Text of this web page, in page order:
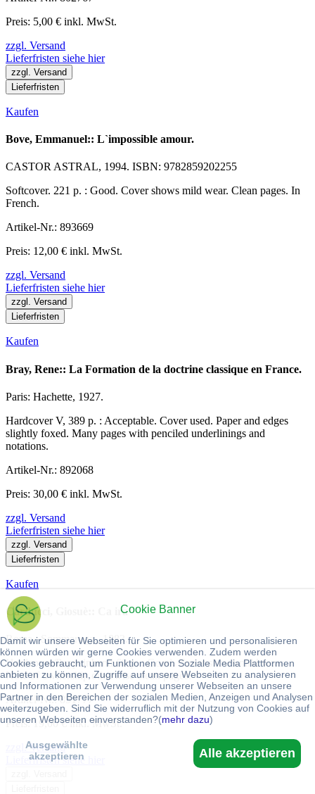
Cookie Banner
Damit wir unsere Webseiten für Sie optimieren und personalisieren
können würden wir gerne Cookies verwenden. Zudem werden
Cookies gebraucht, um Funktionen von Soziale Media Plattformen
anbieten zu können, Zugriffe auf unsere Webseiten zu analysieren
und Informationen zur Verwendung unserer Webseiten an unsere
Partner in den Bereichen der sozialen Medien, Anzeigen und Analysen
weiterzugeben. Sind Sie widerruflich mit der Nutzung von Cookies auf
unseren Webseiten einverstanden?(mehr dazu)
Alle akzeptieren
Ausgewählte
akzeptieren
Preis: 5,00 € inkl. MwSt.
zzgl. Versand
Lieferfristen siehe hier
zzgl. Versand
Lieferfristen
Kaufen
Bove, Emmanuel:: L`impossible amour.
CASTOR ASTRAL, 1994. ISBN: 9782859202255
Softcover. 221 p. : Good. Cover shows mild wear. Clean pages. In
French.
Artikel-Nr.: 893669
Preis: 12,00 € inkl. MwSt.
zzgl. Versand
Lieferfristen siehe hier
zzgl. Versand
Lieferfristen
Kaufen
Bray, Rene:: La Formation de la doctrine classique en France.
Paris: Hachette, 1927.
Hardcover V, 389 p. : Acceptable. Cover used. Paper and edges
slightly foxed. Many pages with penciled underlinings and
notations.
Artikel-Nr.: 892068
Preis: 30,00 € inkl. MwSt.
zzgl. Versand
Lieferfristen siehe hier
zzgl. Versand
Lieferfristen
Kaufen
Carducci, Giosuè:: Ca ira
Roma : Sommaruga., 1883.
Hardcover/Pappeinband 60 p. : Good. Cover shows mild wear.
Note of ownership otherwise clean pages.
Artikel-Nr.: 891777
Preis: 19,00 € inkl. MwSt.
zzgl. Versand
Lieferfristen siehe hier